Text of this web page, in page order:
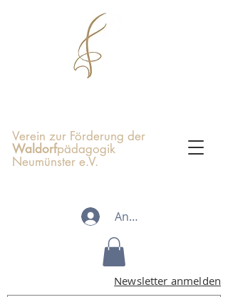
Verein zur Förderung der
Waldorfpädagogik
Neumünster e.V.
Anmelden
Newsletter anmelden